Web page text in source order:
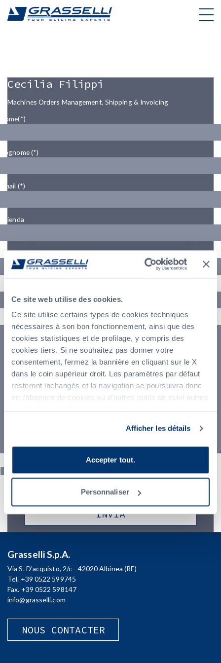
Ce site web utilise des cookies.
Ce site utilise certains types de cookies techniques
nécessaires à son bon fonctionnement, ainsi que des
cookies statistiques et de profilage, y compris des
cookies tiers. Si ne souhaitez pas donner votre
consentement, fermez la bannière en cliquant sur le X
dans le coin supérieur droit. Les paramètres par défaut
resteront inchangés et la navigation se poursuivra donc
en l’absence de cookies ou d’autres outils de suivi autres
sélectionner les cookies que vous souhaitez accepter,
cliquez sur Personnaliser. Si vous souhaitez en savoir
plus, veuillez consulter laPolitique de confidentialité
Afficher les détails
Accepter tout.
Personnaliser
content
Cecilia Filippi
Machines Orders Management, Shipping & Invoicing
Nome(*)
Cognome (*)
Email (*)
Azienda
Indirizzo
Messaggio (*)
Acconsento al trattamento dei miei dati e dichiaro di aver preso
visione dellaPrivacy Policy
Grasselli S.p.A.
Via S. D'acquisto, 2/c - 42020 Albinea (RE)
Tel. +39 0522 599745
Fax. +39 0522 598147
info@grasselli.com
NOUS CONTACTER